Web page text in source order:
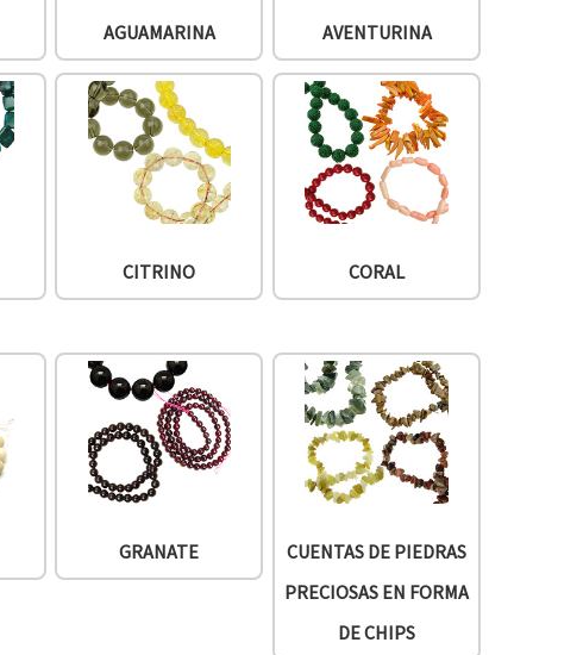
AGUAMARINA AVENTURINA
CITRINO CORAL
GRANATE
CUENTAS DE PIEDRAS
PRECIOSAS EN FORMA
DE CHIPS